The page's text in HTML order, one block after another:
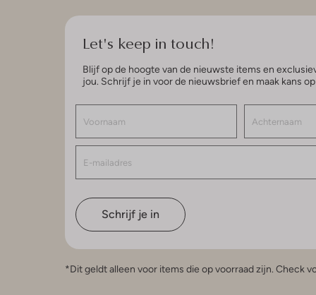
Let's keep in touch!
Blijf op de hoogte van de nieuwste items en
jou. Schrijf je in voor de nieuwsbrief en maak kans
Schrijf je in
*Dit geldt alleen voor items die op voorraad zijn. Check